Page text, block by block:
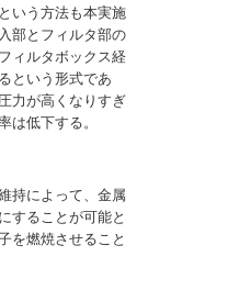
いう方法も本実施
部とフィルタ部の
ィルタボックス経
という形式であ
力が高くなりすぎ
は低下する。
持によって、金属
することが可能と
を燃焼させること